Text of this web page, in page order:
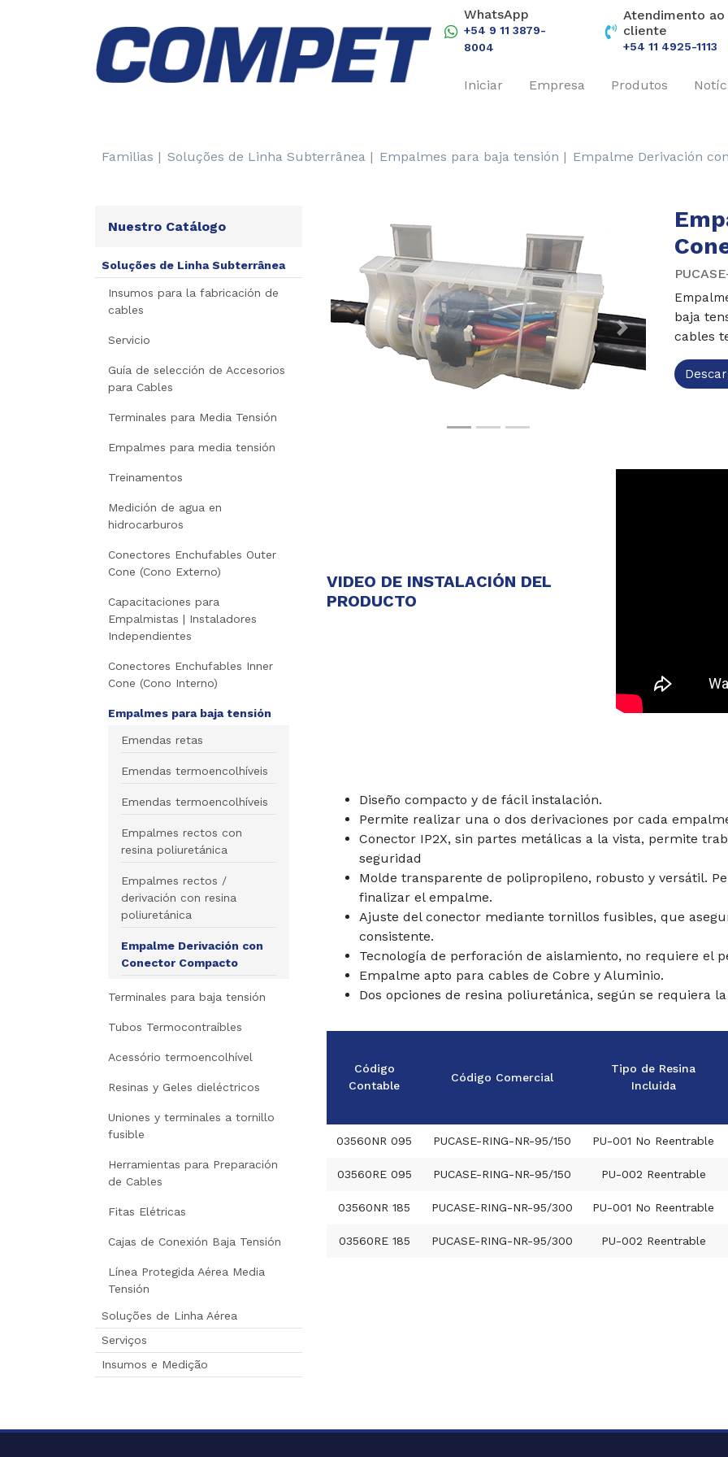
WhatsApp
+54 9 11 3879-
8004
Atendimento ao
cliente
+54 11 4925-1113
Iniciar Empresa Produtos
Familias | Soluções de Linha Subterrânea | Empalmes para baja tensión | Empalme Derivación
Nuestro Catálogo
Soluções de Linha Subterrânea
Insumos para la fabricación de
cables
Servicio
Guía de selección de Accesorios
para Cables
Terminales para Media Tensión
Empalmes para media tensión
Treinamentos
Medición de agua en
hidrocarburos
Conectores Enchufables Outer
Cone (Cono Externo)
Capacitaciones para
Empalmistas | Instaladores
Independientes
Conectores Enchufables Inner
Cone (Cono Interno)
Empalmes para baja tensión
Emendas retas
Emendas termoencolhíveis
Emendas termoencolhíveis
Empalmes rectos con
resina poliuretánica
Empalmes rectos /
derivación con resina
poliuretánica
Empalme Derivación con
Conector Compacto
Terminales para baja tensión
Tubos Termocontraíbles
Acessório termoencolhível
Resinas y Geles dieléctricos
Uniones y terminales a tornillo
fusible
Herramientas para Preparación
de Cables
Fitas Elétricas
Cajas de Conexión Baja Tensión
Línea Protegida Aérea Media
Tensión
Soluções de Linha Aérea
Serviços
Insumos e Medição
Previous Next
baja
cables
VIDEO DE INSTALACIÓN DEL
PRODUCTO
Diseño compacto y de fácil instalación.
Permite realizar una o dos derivaciones por cada
Conector IP2X, sin partes metálicas a la vista, permite
seguridad
Molde transparente de polipropileno, robusto y versátil.
finalizar el empalme.
Ajuste del conector mediante tornillos fusibles, que
consistente.
Tecnología de perforación de aislamiento, no requiere el
Empalme apto para cables de Cobre y Aluminio.
Dos opciones de resina poliuretánica, según se requiera
Código
Contable
Código Comercial
Tipo de Resina
Incluida
03560NR 095 PUCASE-RING-NR-95/150 PU-001 No Reentrable
03560RE 095 PUCASE-RING-NR-95/150 PU-002 Reentrable
03560NR 185 PUCASE-RING-NR-95/300 PU-001 No Reentrable
03560RE 185 PUCASE-RING-NR-95/300 PU-002 Reentrable